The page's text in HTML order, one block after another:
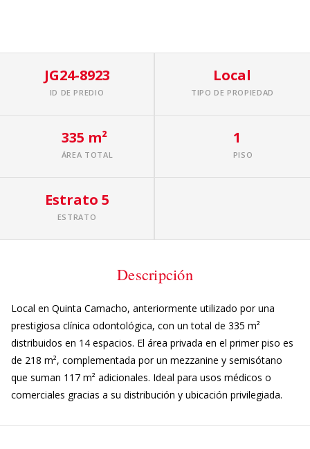
JG24-8923
ID DE PREDIO
Local
TIPO DE PROPIEDAD
335 m²
ÁREA TOTAL
1
PISO
Estrato 5
ESTRATO
Descripción
Local en Quinta Camacho, anteriormente utilizado por una
prestigiosa clínica odontológica, con un total de 335 m²
distribuidos en 14 espacios. El área privada en el primer piso es
de 218 m², complementada por un mezzanine y semisótano
que suman 117 m² adicionales. Ideal para usos médicos o
comerciales gracias a su distribución y ubicación privilegiada.